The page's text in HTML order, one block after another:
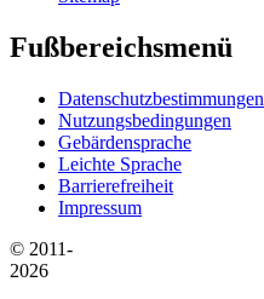
Fußbereichsmenü
Datenschutzbestimmungen
Nutzungsbedingungen
Gebärdensprache
Leichte Sprache
Barrierefreiheit
Impressum
© 2011-
2026